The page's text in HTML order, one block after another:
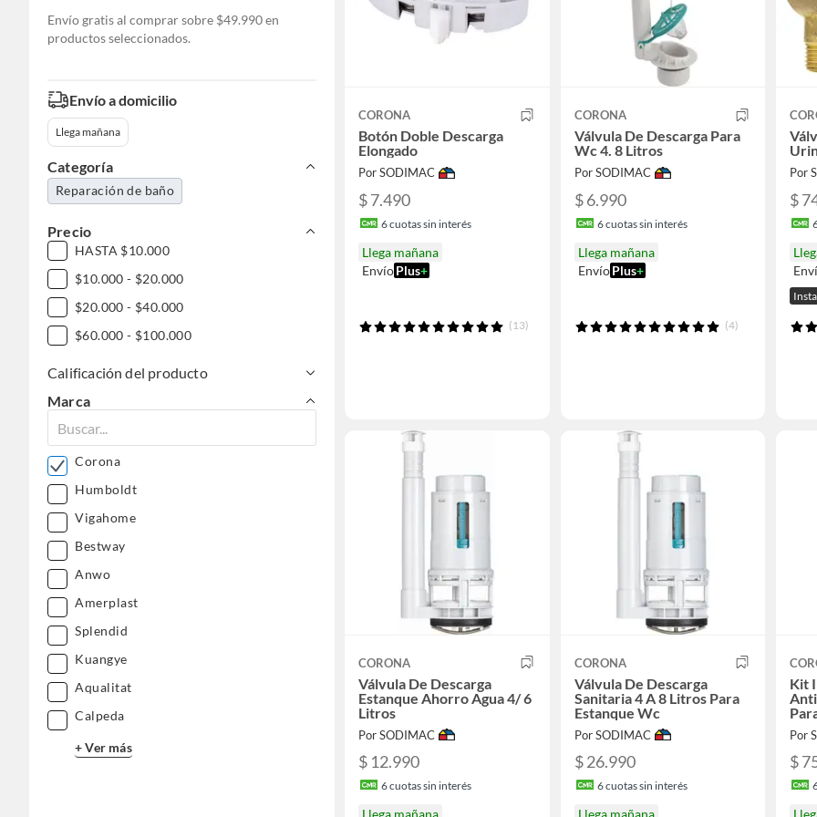
Envío gratis al comprar sobre $49.990 en
productos seleccionados.
Envío a domicilio
Llega mañana
Categoría
Reparación de baño
Precio
HASTA $10.000
$10.000 - $20.000
$20.000 - $40.000
$60.000 - $100.000
Calificación del producto
Marca
Corona
Humboldt
Vigahome
Bestway
Anwo
Amerplast
Splendid
Kuangye
Aqualitat
Calpeda
+ Ver más
CORONA
Botón Doble Descarga
Elongado
Por SODIMAC
$ 7.490
6cuotas sin interés
Llega mañana
EnvíoPlus+
(13)
CORONA
Válvula De Descarga Para
Wc 4. 8 Litros
Por SODIMAC
$ 6.990
6cuotas sin interés
Llega mañana
Envío Plus+
(4)
Por
$
CORONA
Válvula De Descarga
Estanque Ahorro Agua 4/ 6
Litros
Por SODIMAC
$ 12.990
6cuotas sin interés
CORONA
Válvula De Descarga
Sanitaria 4 A 8 Litros Para
Estanque Wc
Por SODIMAC
$ 26.990
6cuotas sin interés
Kit
Por
$